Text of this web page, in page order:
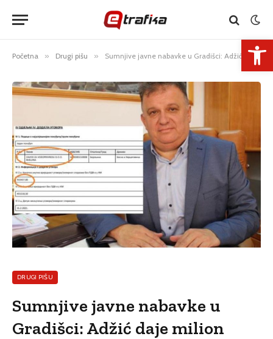
Početna » Drugi pišu » Sumnjive javne nabavke u Gradišci: Adžić daje milion privatnoj firmi iz Bijeljine
DRUGI PIŠU
Sumnjive javne nabavke u
Gradišci: Adžić daje milion